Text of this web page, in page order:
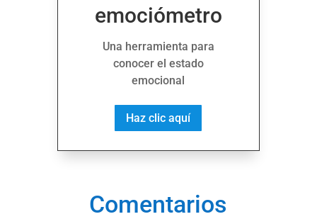
emociómetro
Una herramienta para
conocer el estado
emocional
Haz clic aquí
Comentarios